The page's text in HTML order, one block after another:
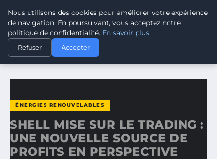
CLIMATE GUARDIAN
ACCUEIL
ÉNERGIES RENOUVELABLES
SHELL MISE SUR LE TRADING : UNE NOUVELLE SOURCE DE…
ÉNERGIES RENOUVELABLES
SHELL MISE SUR LE TRADING :
UNE NOUVELLE SOURCE DE
PROFITS EN PERSPECTIVE
Nous utilisons des cookies pour améliorer votre expérience
de navigation. En poursuivant, vous acceptez notre
politique de confidentialité. En savoir plus
Refuser Accepter